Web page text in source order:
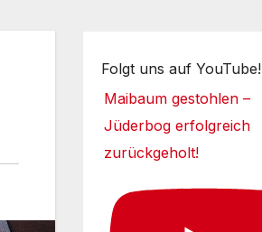
Folgt uns auf YouTube!
Maibaum gestohlen –
Jüderbog erfolgreich
zurückgeholt!